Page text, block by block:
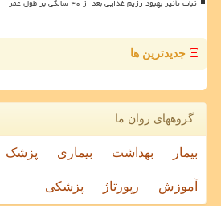
جدیدترین ها
گروههای روان ما
بیمار بهداشت بیماری پزشک
آموزش رپورتاژ پزشکی